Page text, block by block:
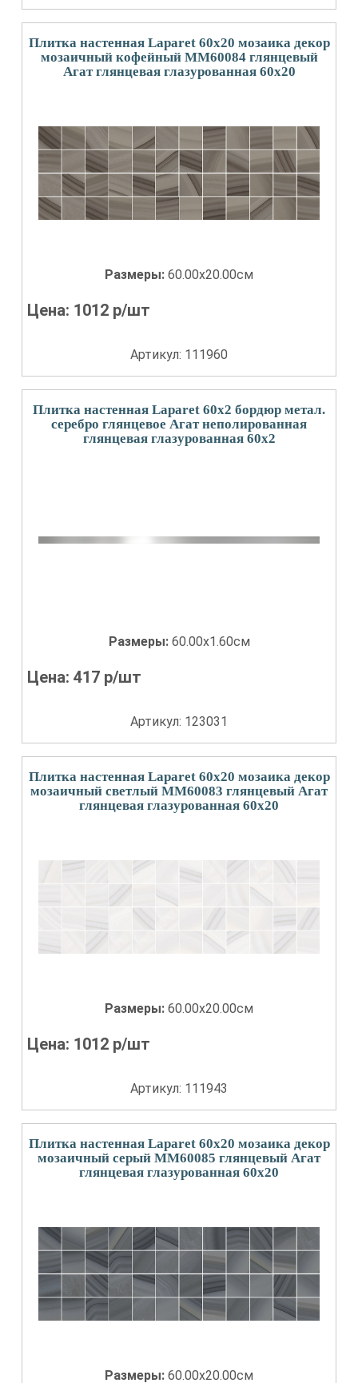
Плитка настенная Laparet 60x20 мозаика декор
мозаичный кофейный ММ60084 глянцевый
Агат глянцевая глазурованная 60x20
Размеры: 60.00x20.00см
Цена: 1012 р/шт
Артикул: 111960
Плитка настенная Laparet 60x2 бордюр метал.
серебро глянцевое Агат неполированная
глянцевая глазурованная 60x2
Размеры: 60.00x1.60см
Цена:417 р/шт
Артикул: 123031
Плитка настенная Laparet 60x20 мозаика декор
мозаичный светлый ММ60083 глянцевый Агат
глянцевая глазурованная 60x20
Размеры: 60.00x20.00см
Цена: 1012 р/шт
Артикул: 111943
Плитка настенная Laparet 60x20 мозаика декор
мозаичный серый ММ60085 глянцевый Агат
глянцевая глазурованная 60x20
Размеры: 60.00x20.00см